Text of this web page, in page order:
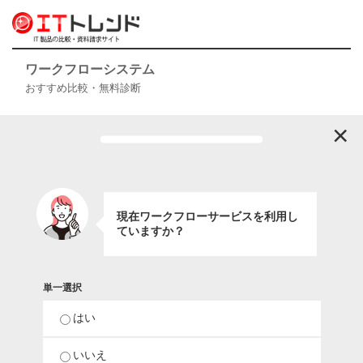
ワークフローシステム
おすすめ比較・無料診断
×
現在ワークフローサービスを利用し
ていますか？
単一選択
はい
いいえ